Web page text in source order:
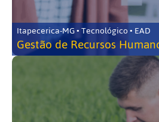
Itapecerica-MG • Tecnológico • EAD
Gestão de Recursos